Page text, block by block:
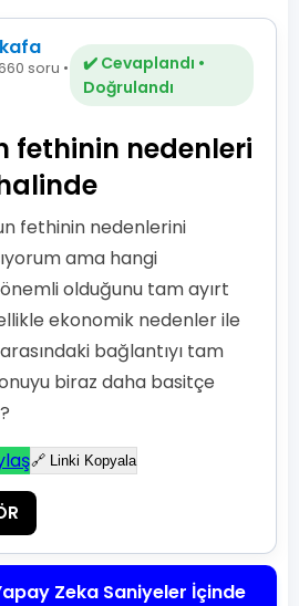
soru •
✔️ Cevaplandı •
Doğrulandı
fethinin nedenleri
fethinin nedenlerini
ama hangi
olduğunu tam ayırt
ekonomik nedenler ile
bağlantıyı tam
biraz daha basitçe
🔗 Linki Kopyala
Zeka Saniyeler İçinde